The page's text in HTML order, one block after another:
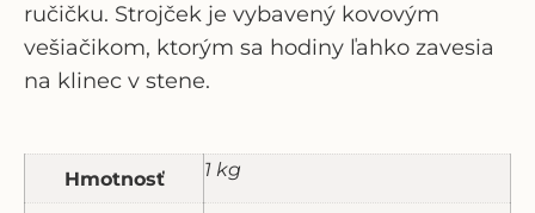
ručičku. Strojček je vybavený kovovým
vešiačikom, ktorým sa hodiny ľahko zavesia
na klinec v stene.
Hmotnosť 1 kg